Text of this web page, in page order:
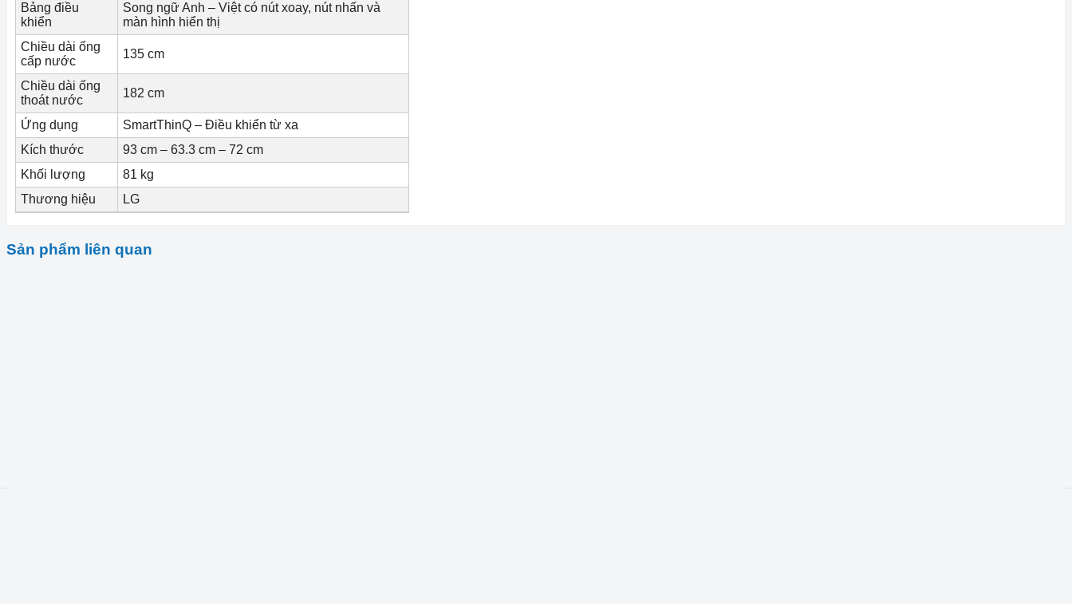
Bảng điều
khiển
Song ngữ Anh – Việt có nút xoay, nút nhấn và
màn hình hiển thị
Chiều dài ống
cấp nước
135 cm
Chiều dài ống
thoát nước
182 cm
Ứng dụng
SmartThinQ – Điều khiển từ xa
Kích thước
93 cm – 63.3 cm – 72 cm
Khối lượng
81 kg
Thương hiệu
LG
Sản phẩm liên quan